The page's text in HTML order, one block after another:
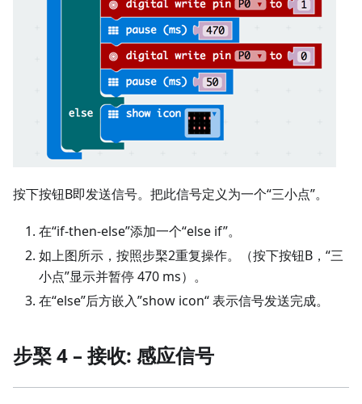
按下按钮B即发送信号。把此信号定义为一个“三小点”。
在“if-then-else”添加一个“else if”。
如上图所示，按照步棸2重复操作。（按下按钮B，“三
小点”显示并暂停 470 ms）。
在“else”后方嵌入”show icon“ 表示信号发送完成。
步棸 4 – 接收: 感应信号